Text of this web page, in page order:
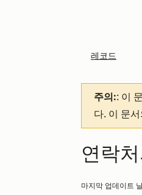
레코드
주의:: 이
다. 이 문
연락
마지막 업데이트